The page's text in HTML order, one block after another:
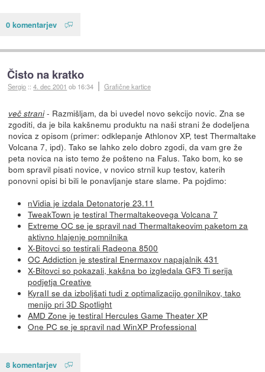
0 komentarjev
Čisto na kratko
Sergio ::4. dec 2001 ob 16:34 Grafične kartice
več strani- Razmišljam, da bi uvedel novo sekcijo novic. Zna se
zgoditi, da je bila kakšnemu produktu na naši strani že dodeljena
novica z opisom (primer: odklepanje Athlonov XP, test Thermaltake
Volcana 7, ipd). Tako se lahko zelo dobro zgodi, da vam gre že
peta novica na isto temo že pošteno na Falus. Tako bom, ko se
bom spravil pisati novice, v novico strnil kup testov, katerih
ponovni opisi bi bili le ponavljanje stare slame. Pa pojdimo:
nVidia je izdala Detonatorje 23.11
TweakTown je testiral Thermaltakeovega Volcana 7
Extreme OC se je spravil nad Thermaltakeovim paketom za
aktivno hlajenje pomnilnika
X-Bitovci so testirali Radeona 8500
OC Addiction je stestiral Enermaxov napajalnik 431
X-Bitovci so pokazali, kakšna bo izgledala GF3 Ti serija
podjetja Creative
KyraII se da izboljšati tudi z optimalizacijo gonilnikov, tako
menijo pri 3D Spotlight
AMD Zone je testiral Hercules Game Theater XP
One PC se je spravil nad WinXP Professional
8 komentarjev